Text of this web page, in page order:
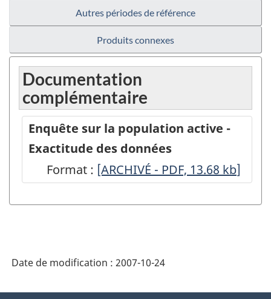
Autres périodes de référence
Produits connexes
Documentation
complémentaire
Enquête sur la population active -
Exactitude des données
Format : Enquête
la
-
Exactitude
[ARCHIVÉ - PDF, 13.68 kb]
Date de modification : 2007-10-24